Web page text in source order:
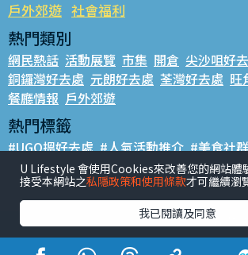
戶外郊遊 社會福利
熱門類別
網民熱話 活動展覽 市集 開倉 尖沙咀好
銅鑼灣好去處 元朗好去處 荃灣好去處 旺
餐廳情報 戶外郊遊
熱門標籤
#UGO搵好去處 #人氣活動推介 #美食社
#親子玩樂好去處 #ULifestyle應用程式
#UJetso禮物放送 #ULifestyle商戶中心
香港經
U Lifestyle 會使用Cookies來改善您的網站體
接受本網站之私隱政策和使用條款才可繼續瀏
我已閱讀及同意